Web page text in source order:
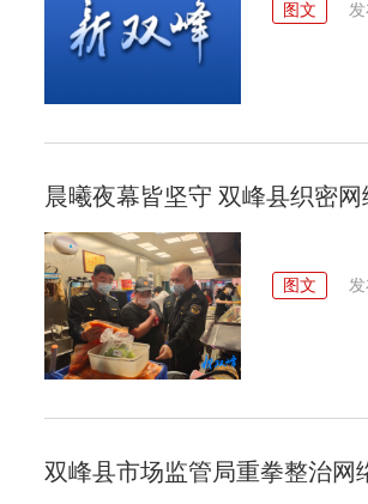
图文 发
晨曦夜幕皆坚守 双峰县织密
图文 发
双峰县市场监管局重拳整治网